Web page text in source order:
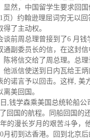
显然，中国留学生要求回国
页）约翰逊理屈词穷无以回
了主动权。
谈前周总理曾接到了6 月钱
通副委员长的信，在这封
陈将信交给了周总理。总理
他派信使送到日内瓦给王
的诺言予以回击。这样, 美
美回国。
日,钱学森乘美国总统轮船公
回国的航程。同船回国的
的漫长岁月的艰苦斗争，
月初到达香港。回到北京